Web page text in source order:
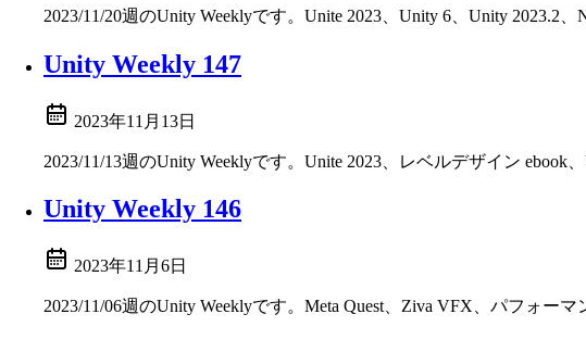
2023/11/20週のUnity Weeklyです。Unite 2023、Unity 6、Unity 2023.2
Unity Weekly 147
2023年11月13日
2023/11/13週のUnity Weeklyです。Unite 2023、レベルデザイン
Unity Weekly 146
2023年11月6日
2023/11/06週のUnity Weeklyです。Meta Quest、Ziva VFX、パフォ